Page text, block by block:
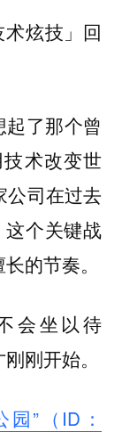
炫技」回
起了那个曾
术改变世
公司在过去
个关键战
的节奏。
会坐以待
刚开始。
园”（ID：